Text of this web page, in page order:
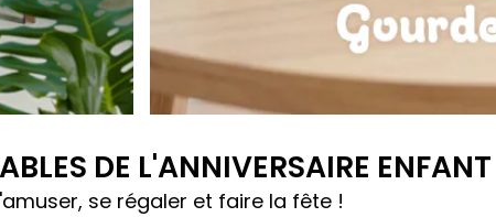
DE L'ANNIVERSAIRE ENFANT
se régaler et faire la fête !